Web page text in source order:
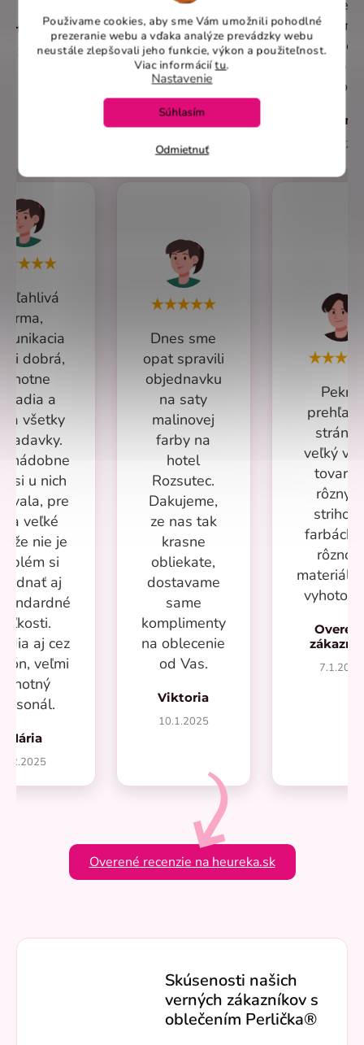
Použivame cookies, aby sme Vám umožnili pohodlné
prezeranie webu a vďaka analýze prevádzky webu
neustále zlepšovali jeho funkcie, výkon a použiteľnost.
Viac informáciítu.
Nastavenie
Odmietnuť
Súhlasím
zákazník
18.2.2025
firma,
dobrá,
a
všetky
nádobne
si u nich
pre
veľké
že nie je
si
aj
aj cez
veľmi
Mária
1.2.2025
Dnes sme
opat spravili
objednavku
na saty
malinovej
farby na
hotel
Rozsutec.
Dakujeme,
ze nas tak
krasne
obliekate,
dostavame
same
komplimenty
na oblecenie
od Vas.
Viktoria
10.1.2025
Pekná
veľký
tovaru
farbách
rôznom
7.1.2025
Overené recenzie na heureka.sk
Skúsenosti našich
verných zákazníkov s
oblečením Perlička®